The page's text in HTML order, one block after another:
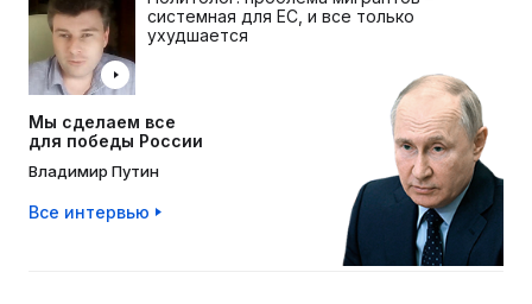
системная для ЕС, и все только
ухудшается
Мы сделаем все
для победы России
Владимир Путин
Все интервью